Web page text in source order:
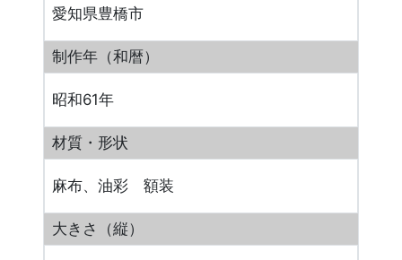
愛知県豊橋市
制作年（和暦）
昭和61年
材質・形状
麻布、油彩 額装
大きさ（縦）